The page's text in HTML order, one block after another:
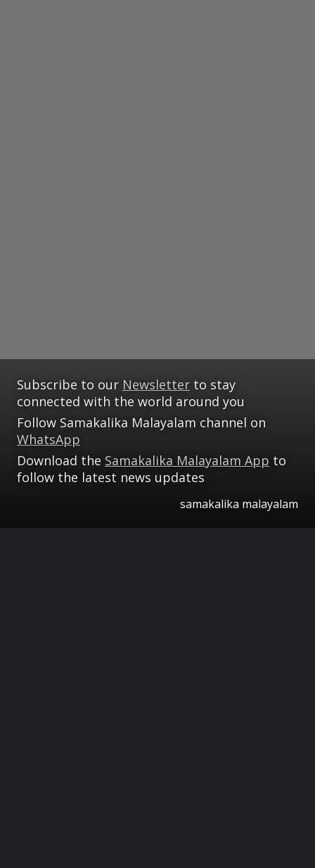
Subscribe to our Newsletter to stay
connected with the world around you
Follow Samakalika Malayalam channel on
WhatsApp
Download the Samakalika Malayalam App to
follow the latest news updates
samakalika malayalam